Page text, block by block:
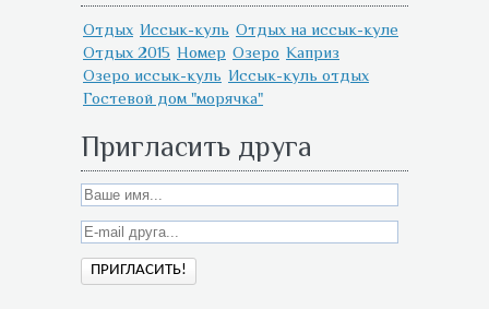
Отдых Иссык-куль Отдых на иссык-куле
Отдых 2015 Номер Озеро Каприз
Озеро иссык-куль Иссык-куль отдых
Гостевой дом "морячка"
Пригласить друга